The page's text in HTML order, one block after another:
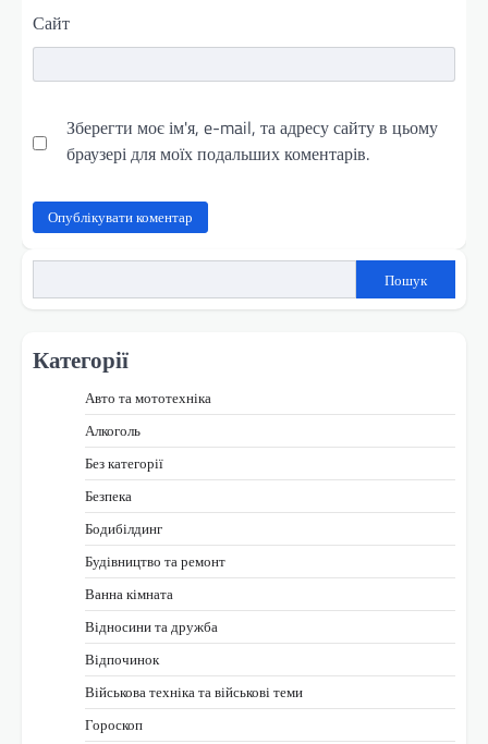
Сайт
Зберегти моє ім'я, e-mail, та адресу сайту в цьому
браузері для моїх подальших коментарів.
Пошук
Категорії
Авто та мототехніка
Алкоголь
Без категорії
Безпека
Бодибілдинг
Будівництво та ремонт
Ванна кімната
Відносини та дружба
Відпочинок
Військова техніка та військові теми
Гороскоп